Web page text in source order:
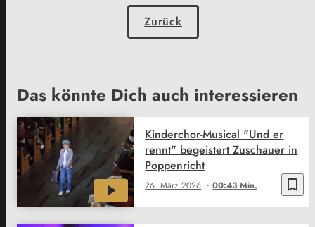
Zurück
Das könnte Dich auch interessieren
bookmark_border
26. März 2026 00:43 Min.
Kinderchor-Musical "Und er
rennt" begeistert Zuschauer in
Poppenricht